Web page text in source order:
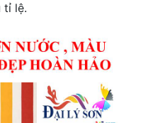
tỉ lệ.